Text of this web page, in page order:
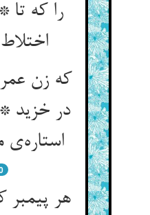
را که تا
که زن
در خزید
هر پیمبر